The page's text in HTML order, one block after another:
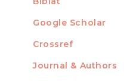
Google Scholar
MIEMBRO DE
Crossref
Journal & Authors